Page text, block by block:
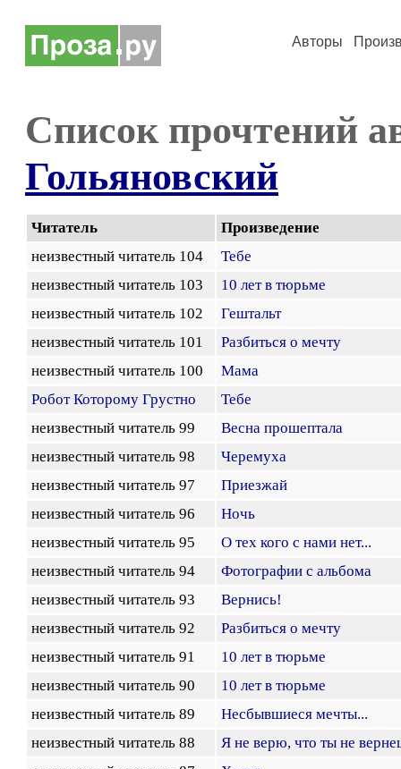
Авторы
Список прочтений
Гольяновский
Читатель
Произведение
неизвестный читатель 104
Тебе
неизвестный читатель 103
10 лет в тюрьме
неизвестный читатель 102
Гештальт
неизвестный читатель 101
Разбиться о мечту
неизвестный читатель 100
Мама
Робот Которому Грустно
Тебе
неизвестный читатель 99
Весна прошептала
неизвестный читатель 98
Черемуха
неизвестный читатель 97
Приезжай
неизвестный читатель 96
Ночь
неизвестный читатель 95
О тех кого с нами нет...
неизвестный читатель 94
Фотографии с альбома
неизвестный читатель 93
Вернись!
неизвестный читатель 92
Разбиться о мечту
неизвестный читатель 91
10 лет в тюрьме
неизвестный читатель 90
10 лет в тюрьме
неизвестный читатель 89
Несбывшиеся мечты...
неизвестный читатель 88
Я не верю, что ты не